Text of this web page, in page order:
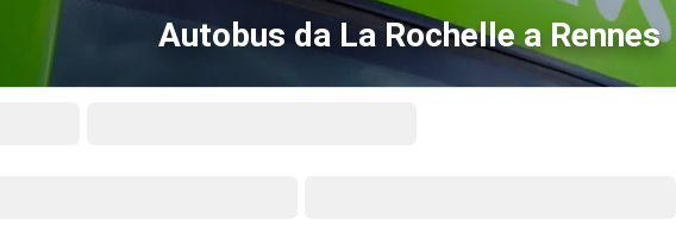
Autobus da La Rochelle a Rennes